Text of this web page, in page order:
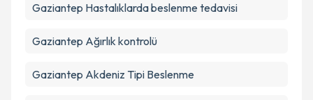
Gaziantep Hastalıklarda beslenme tedavisi
Gaziantep Ağırlık kontrolü
Gaziantep Akdeniz Tipi Beslenme